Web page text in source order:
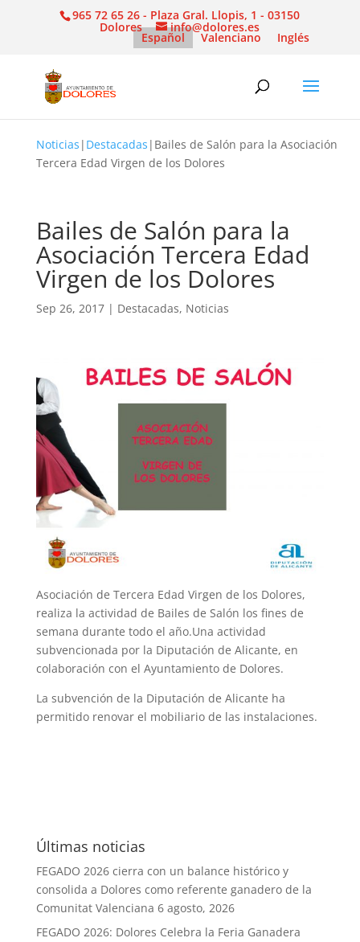
965 72 65 26 - Plaza Gral. Llopis, 1 - 03150
Dolores info@dolores.es
Español Valenciano Inglés
Noticias | Destacadas | Bailes de Salón para la Asociación
Tercera Edad Virgen de los Dolores
Bailes de Salón para la
Asociación Tercera Edad
Virgen de los Dolores
Sep 26, 2017| Destacadas, Noticias
Asociación de Tercera Edad Virgen de los Dolores,
realiza la actividad de Bailes de Salón los fines de
semana durante todo el año.Una actividad
subvencionada por la Diputación de Alicante, en
colaboración con el Ayuntamiento de Dolores.
La subvención de la Diputación de Alicante ha
permitido renovar el mobiliario de las instalaciones.
Últimas noticias
FEGADO 2026 cierra con un balance histórico y
consolida a Dolores como referente ganadero de la
Comunitat Valenciana 6 agosto, 2026
FEGADO 2026: Dolores Celebra la Feria Ganadera